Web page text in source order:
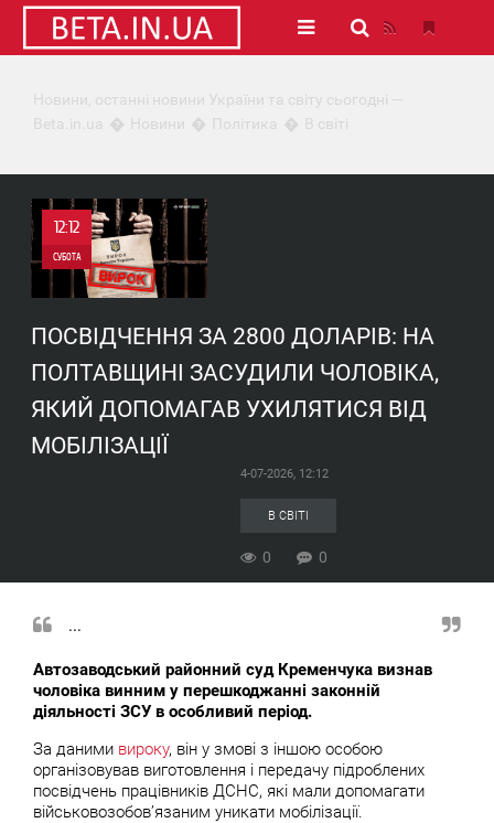
Новини, останні новини України та світу сьогодні —
Beta.in.ua
Новини Політика В світі
12:12
СУБОТА
0
ПОСВІДЧЕННЯ ЗА 2800 ДОЛАРІВ: НА
ПОЛТАВЩИНІ ЗАСУДИЛИ ЧОЛОВІКА,
ЯКИЙ ДОПОМАГАВ УХИЛЯТИСЯ ВІД
МОБІЛІЗАЦІЇ
4-07-2026, 12:12
В СВІТІ
0 0
...
Автозаводський районний суд Кременчука визнав
чоловіка винним у перешкоджанні законній
діяльності ЗСУ в особливий період.
За даними вироку, він у змові з іншою особою
організовував виготовлення і передачу підроблених
посвідчень працівників ДСНС, які мали допомагати
військовозобов’язаним уникати мобілізації.